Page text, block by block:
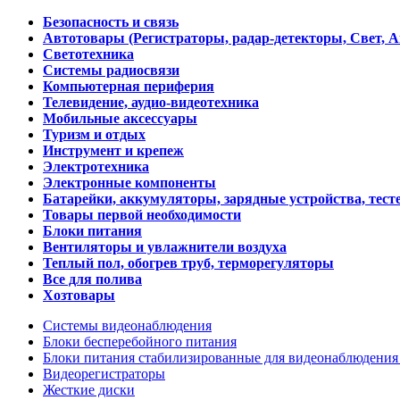
Безопасность и связь
Автотовары (Регистраторы, радар-детекторы, Свет,
Светотехника
Системы радиосвязи
Компьютерная периферия
Телевидение, аудио-видеотехника
Мобильные аксессуары
Туризм и отдых
Инструмент и крепеж
Электротехника
Электронные компоненты
Батарейки, аккумуляторы, зарядные устройства,
Товары первой необходимости
Блоки питания
Вентиляторы и увлажнители воздуха
Теплый пол, обогрев труб, терморегуляторы
Все для полива
Хозтовары
Системы видеонаблюдения
Блоки бесперебойного питания
Блоки питания стабилизированные для
Видеорегистраторы
Жесткие диски